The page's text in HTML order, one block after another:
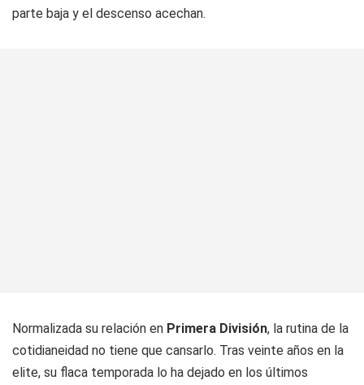
parte baja y el descenso acechan.
Normalizada su relación en Primera División, la rutina de la
cotidianeidad no tiene que cansarlo. Tras veinte años en la
elite, su flaca temporada lo ha dejado en los últimos